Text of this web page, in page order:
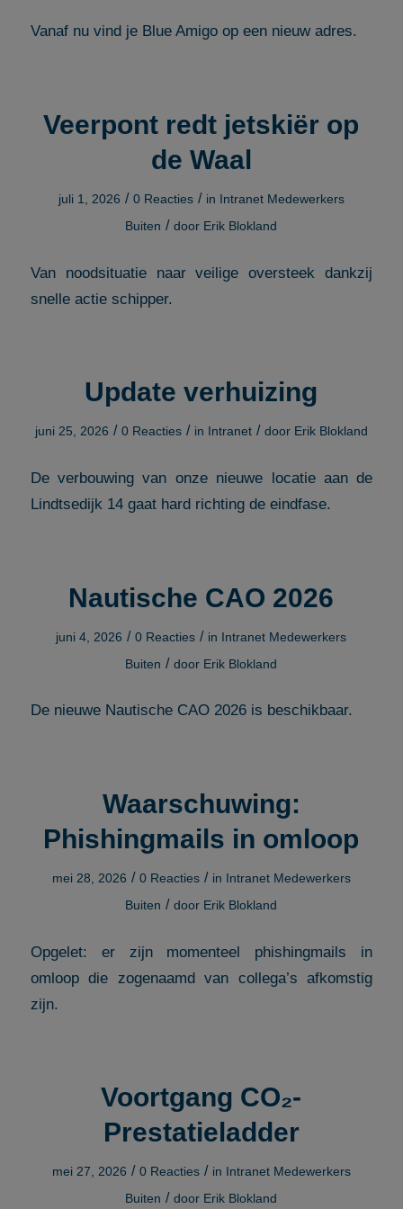
Vanaf nu vind je Blue Amigo op een nieuw adres.
Veerpont redt jetskiër op
de Waal
juli 1, 2026 / 0 Reacties / in Intranet Medewerkers
Buiten / door Erik Blokland
Van noodsituatie naar veilige oversteek dankzij
snelle actie schipper.
Update verhuizing
juni 25, 2026 / 0 Reacties / in Intranet / door Erik Blokland
De verbouwing van onze nieuwe locatie aan de
Lindtsedijk 14 gaat hard richting de eindfase.
Nautische CAO 2026
juni 4, 2026 / 0 Reacties / in Intranet Medewerkers
Buiten / door Erik Blokland
De nieuwe Nautische CAO 2026 is beschikbaar.
Waarschuwing:
Phishingmails in omloop
mei 28, 2026 / 0 Reacties / in Intranet Medewerkers
Buiten / door Erik Blokland
Opgelet: er zijn momenteel phishingmails in
omloop die zogenaamd van collega’s afkomstig
zijn.
Voortgang CO₂-
Prestatieladder
mei 27, 2026 / 0 Reacties / in Intranet Medewerkers
Buiten / door Erik Blokland